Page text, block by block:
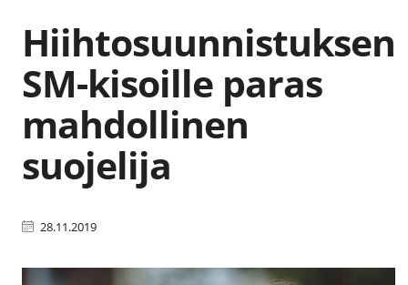
Hiihtosuunnistuksen
SM-kisoille paras
mahdollinen
suojelija
28.11.2019